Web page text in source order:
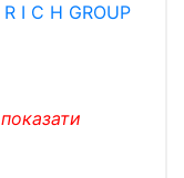
R I C H GROUP
показати